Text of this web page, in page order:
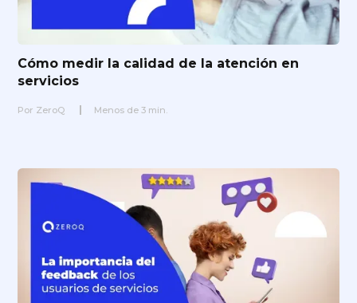
Cómo medir la calidad de la atención en
servicios
Por ZeroQ Menos de 3 min.